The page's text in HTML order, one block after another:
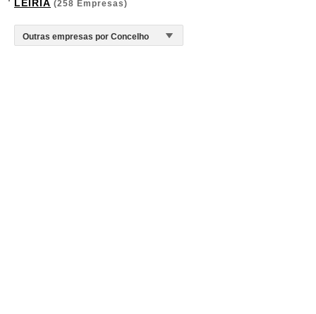
LEIRIA (258 Empresas)